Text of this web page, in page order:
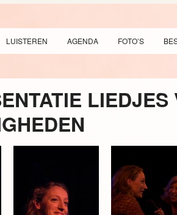
LUISTEREN AGENDA FOTO’S